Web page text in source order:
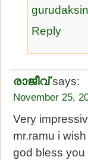
Reply
രാജീവ് says:
November 25,
Very
mr.ramu i
god bless you